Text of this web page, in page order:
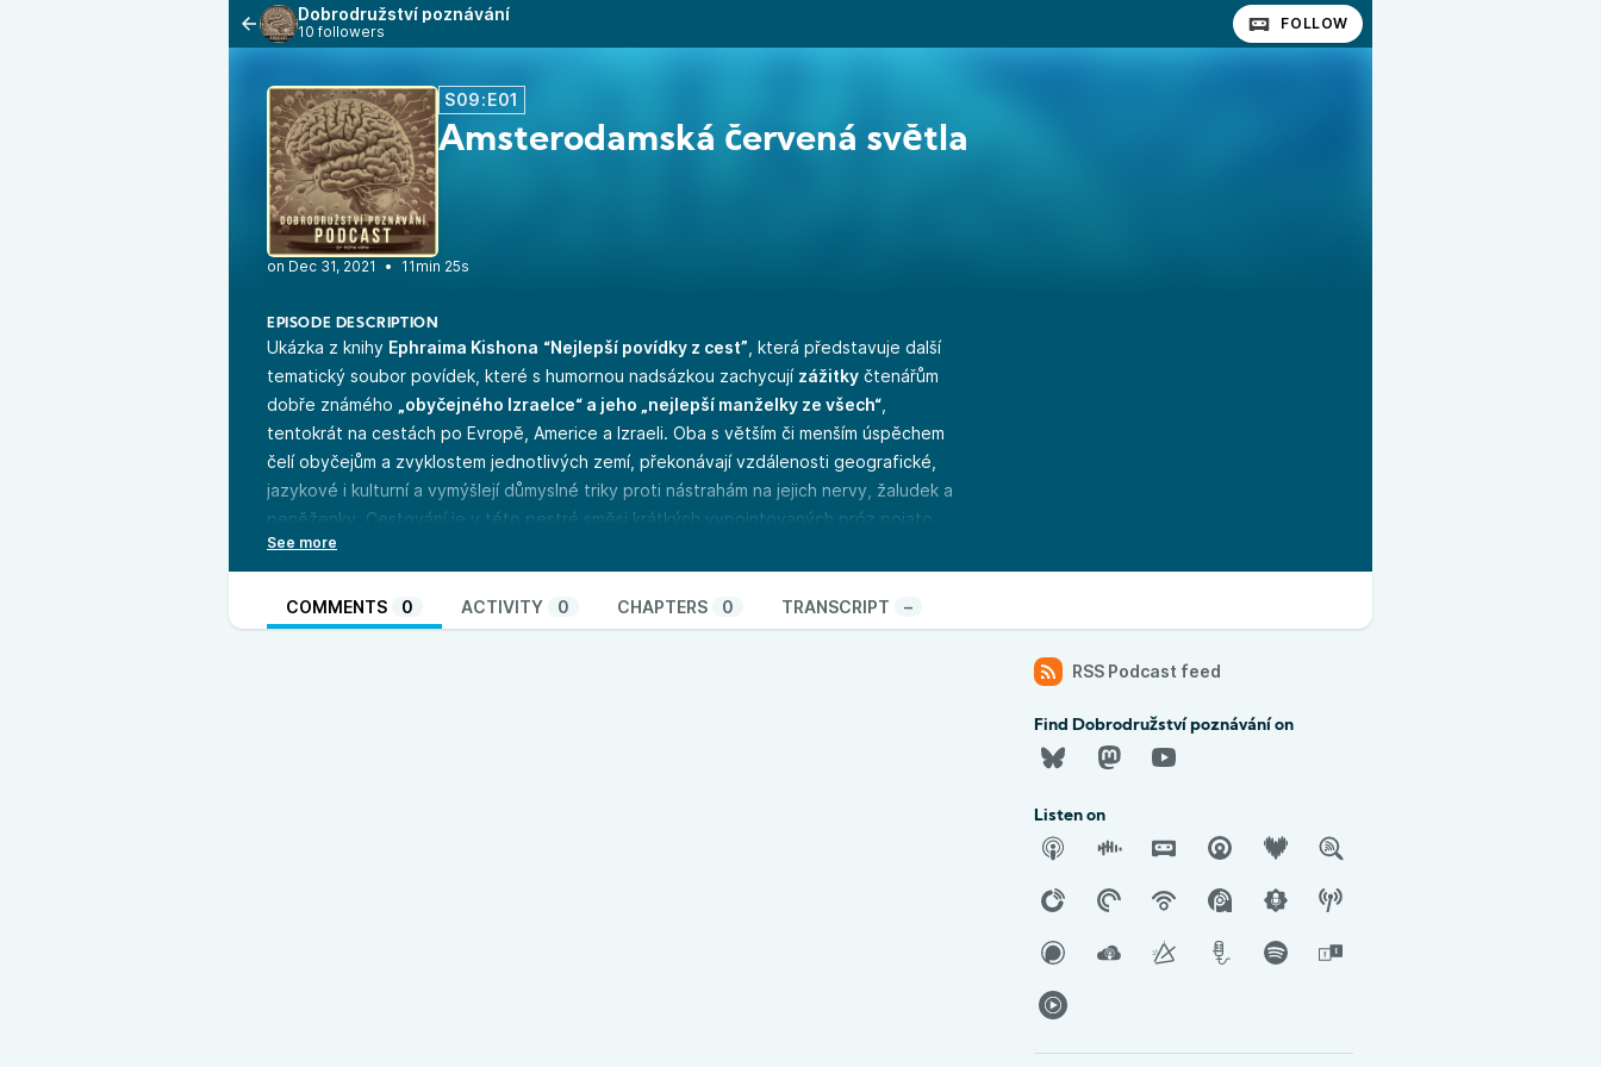
Dobrodružství poznávání
10 followers FOLLOW
S09:E01
Amsterodamská červená světla
• 11min 25s
EPISODE DESCRIPTION
Ukázka z knihy Ephraima Kishona “Nejlepší povídky z cest” , která představuje další
tematický soubor povídek, které s humornou nadsázkou zachycují zážitky čtenářům
dobře známého
„obyčejného Izraelce“ a jeho „nejlepší manželky ze všech“
tentokrát na cestách po Evropě, Americe a Izraeli. Oba s větším či menším úspěchem
čelí obyčejům a zvyklostem jednotlivých zemí, překonávají vzdálenosti geografické,
jazykové i kulturní a vymýšlejí důmyslné triky proti nástrahám na jejich nervy, žaludek a
peněženky. Cestování je v této pestré směsi krátkých vypointovaných próz pojato
jako zábavná lapálie, již lze jen doporučit.
Ephraim Kishon(אפרים קישון) se narodil se v Budapešti v židovské rodině, jeho
původní jméno bylo Ferenc Hoffmann. Za 2. světové války byl internován v táborech
nucených prací, zachránil se útěkem z transportu do koncentračního tábora Sobibor.
COMMENTS 0 ACTIVITY 0 CHAPTERS 0 TRANSCRIPT –
RSS Podcast feed
Find Dobrodružství poznávání on
Listen on